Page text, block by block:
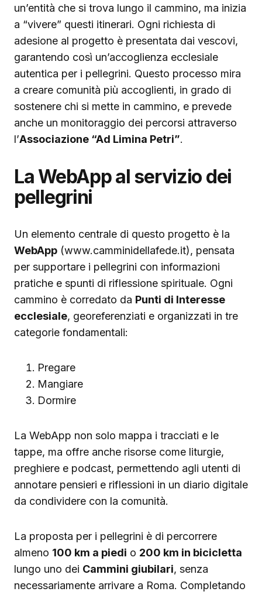
un’entità che si trova lungo il cammino, ma inizia
a “vivere” questi itinerari. Ogni richiesta di
adesione al progetto è presentata dai vescovi,
garantendo così un’accoglienza ecclesiale
autentica per i pellegrini. Questo processo mira
a creare comunità più accoglienti, in grado di
sostenere chi si mette in cammino, e prevede
anche un monitoraggio dei percorsi attraverso
l’Associazione “Ad Limina Petri”.
La WebApp al servizio dei
pellegrini
Un elemento centrale di questo progetto è la
WebApp (www.camminidellafede.it), pensata
per supportare i pellegrini con informazioni
pratiche e spunti di riflessione spirituale. Ogni
cammino è corredato da Punti di Interesse
ecclesiale, georeferenziati e organizzati in tre
categorie fondamentali:
Pregare
Mangiare
Dormire
La WebApp non solo mappa i tracciati e le
tappe, ma offre anche risorse come liturgie,
preghiere e podcast, permettendo agli utenti di
annotare pensieri e riflessioni in un diario digitale
da condividere con la comunità.
La proposta per i pellegrini è di percorrere
almeno 100 km a piedi o 200 km in bicicletta
lungo uno dei Cammini giubilari, senza
necessariamente arrivare a Roma. Completando